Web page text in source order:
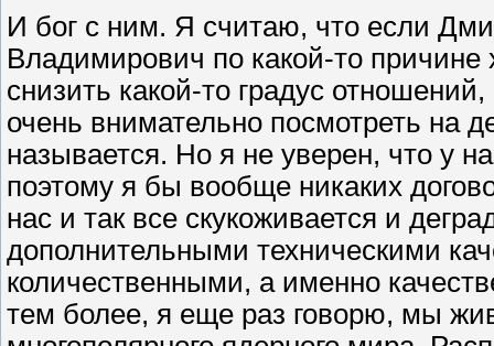
И бог с ним. Я считаю, что если
Владимирович по какой-то
снизить какой-то градус
очень внимательно посмотреть на
называется. Но я не уверен, что у
поэтому я бы вообще никаких
нас и так все скукоживается и
дополнительными техническими
количественными, а именно
тем более, я еще раз говорю, мы